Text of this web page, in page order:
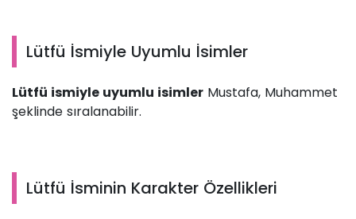
Lütfü İsmiyle Uyumlu İsimler
Lütfü ismiyle uyumlu isimler Mustafa, Muhammet
şeklinde sıralanabilir.
Lütfü İsminin Karakter Özellikleri